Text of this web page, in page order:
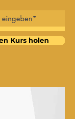
Kurs holen